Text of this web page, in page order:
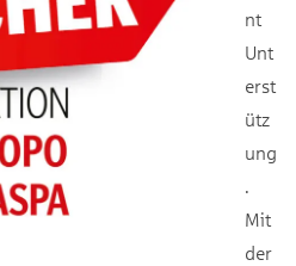
nt
Unt
erst
ütz
ung
.
Mit
der